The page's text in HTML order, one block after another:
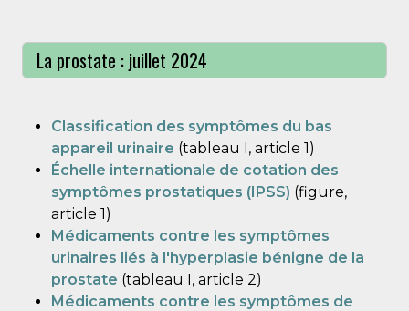
La prostate : juillet 2024
Classification des symptômes du bas
appareil urinaire (tableau I, article 1)
Échelle internationale de cotation des
symptômes prostatiques (IPSS) (figure,
article 1)
Médicaments contre les symptômes
urinaires liés à l'hyperplasie bénigne de la
prostate (tableau I, article 2)
Médicaments contre les symptômes de